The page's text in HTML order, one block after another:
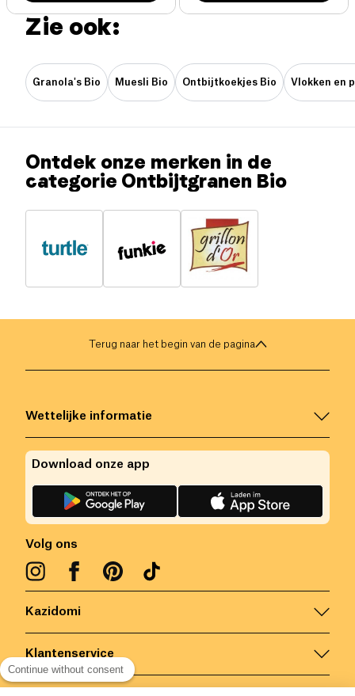
Zie ook:
Granola's Bio Muesli Bio Ontbijtkoekjes Bio Vlokken en
Ontdek onze merken in de
categorie Ontbijtgranen Bio
Terug naar het begin van de pagina
Kazidomi
Klantenservice
Wettelijke informatie
Volg ons
Download onze app
Continue without consent